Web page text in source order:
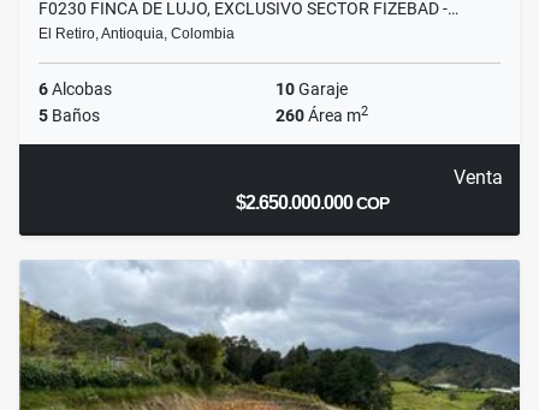
F0230 FINCA DE LUJO, EXCLUSIVO SECTOR FIZEBAD -…
El Retiro, Antioquia, Colombia
6Alcobas 10Garaje
5 Baños 260Área m2
Venta
$2.650.000.000COP